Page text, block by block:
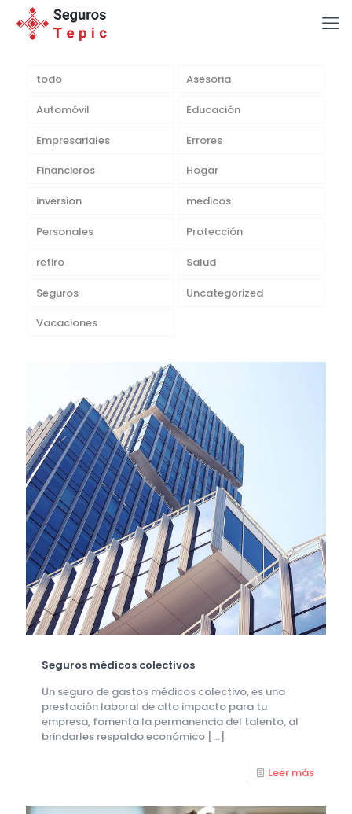
todo Asesoria
Automóvil Educación
Empresariales Errores
Financieros Hogar
inversion medicos
Personales Protección
retiro Salud
Seguros Uncategorized
Vacaciones
Seguros médicos colectivos
Un seguro de gastos médicos colectivo, es una
prestación laboral de alto impacto para tu
empresa, fomenta la permanencia del talento, al
brindarles respaldo económico […]
Leer más